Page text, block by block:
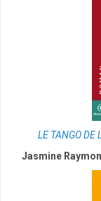
LE TANGO DE
Jasmine